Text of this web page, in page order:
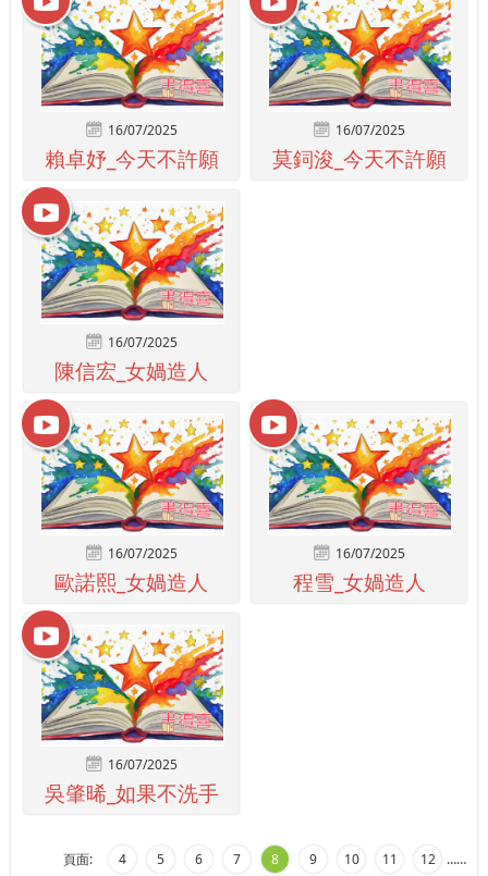
16/07/2025
賴卓妤_今天不許願
16/07/2025
莫鉰浚_今天不許願
16/07/2025
陳信宏_女媧造人
16/07/2025
歐諾熙_女媧造人
16/07/2025
程雪_女媧造人
16/07/2025
吳肇晞_如果不洗手
頁面: …
4 5 6 7 8 9 10 11 12 …